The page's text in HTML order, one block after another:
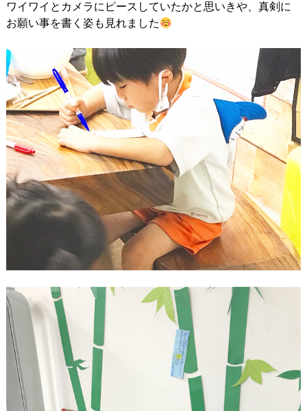
ワイワイとカメラにピースしていたかと思いきや、真剣に
お願い事を書く姿も見れました